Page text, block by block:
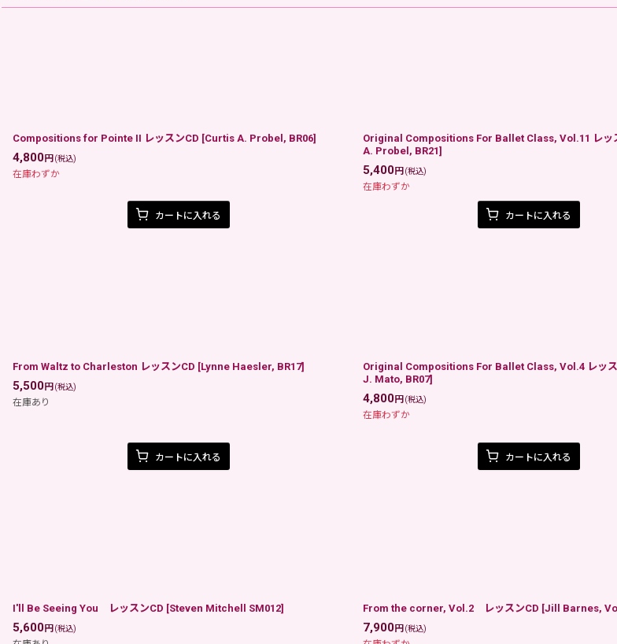
Compositions for Pointe II レッスンCD [Curtis A. Probel, BR06]
4,800円(税込)
在庫わずか
カートに入れる
Original Compositions For Ballet Class, Vol.11 レッ
A. Probel, BR21]
5,400円 (税込)
在庫わずか
カートに入れる
From Waltz to Charleston レッスンCD [Lynne Haesler, BR17]
5,500円(税込)
在庫あり
カートに入れる
Original Compositions For Ballet Class, Vol.4 レッ
J. Mato, BR07]
4,800円 (税込)
在庫わずか
カートに入れる
I'll Be Seeing You レッスンCD [Steven Mitchell SM012]
5,600円(税込)
From the corner, Vol.2 レッスンCD [Jill Barnes,
7,900円 (税込)